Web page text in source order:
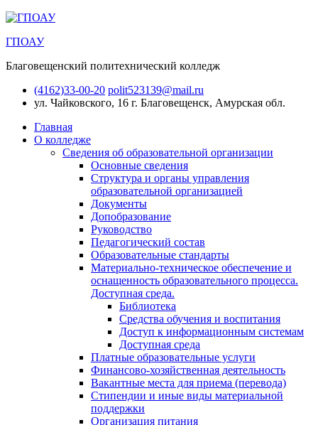
ГПОАУ
Благовещенский политехнический колледж
(4162)33-00-20 polit523139@mail.ru
ул. Чайковского, 16 г. Благовещенск, Амурская обл.
Главная
О колледже
Сведения об образовательной организации
Основные сведения
Структура и органы управления
образовательной организацией
Документы
Допобразование
Руководство
Педагогический состав
Образовательные стандарты
Материально-техническое обеспечение и
оснащенность образовательного процесса.
Доступная среда.
Библиотека
Средства обучения и воспитания
Доступ к информационным системам
Доступная среда
Платные образовательные услуги
Финансово-хозяйственная деятельность
Вакантные места для приема (перевода)
Стипендии и иные виды материальной
поддержки
Организация питания